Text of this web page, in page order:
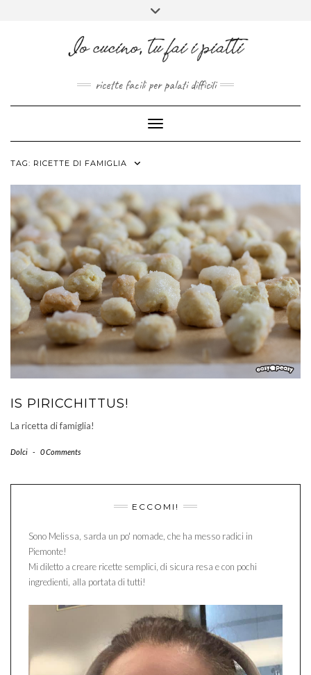
FACEBOOK
PINTEREST
INSTAGRAM
ricette facili per palati difficili
Toggle Navigation
TAG: RICETTE DI FAMIGLIA
IS PIRICCHITTUS!
La ricetta di famiglia!
Dolci - 0 Comments
ECCOMI!
Sono Melissa, sarda un po' nomade, che ha messo radici in
Piemonte!
Mi diletto a creare ricette semplici, di sicura resa e con pochi
ingredienti, alla portata di tutti!